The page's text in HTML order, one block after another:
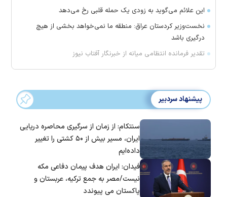
این علائم می‌گوید به زودی یک حمله قلبی رخ می‌دهد
نخست‌وزیر کردستان عراق: منطقه ما نمی‌خواهد بخشی از هیچ
درگیری باشد
تقدیر فرمانده انتظامی میانه از خبرنگار آفتاب نیوز
پیشنهاد سردبیر
سنتکام: از زمان از سرگیری محاصره دریایی
ایران، مسیر بیش از ۵۰ کشتی را تغییر
داده‌ایم
فیدان: ایران هدف پیمان دفاعی مکه
نیست/مصر به جمع ترکیه، عربستان و
پاکستان می پیوندد